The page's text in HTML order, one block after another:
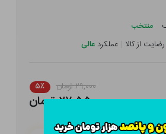
منتخب
رضایت از کالا | عملکرد عالی
۲۹,۰۰۰ تومان ۵٪
۲۷,۵۵۰ تومان